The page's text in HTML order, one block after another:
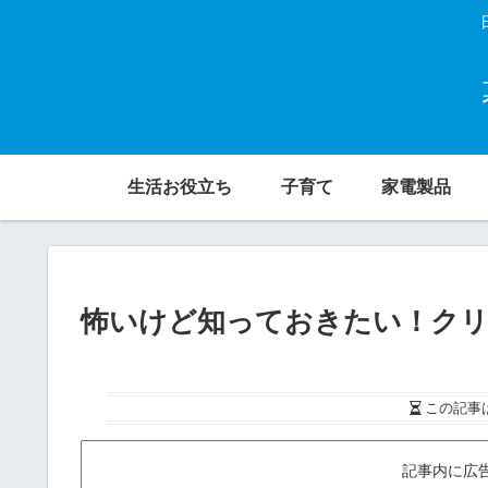
生活お役立ち 子育て 家電製品
怖いけど知っておきたい！ク
この記事
記事内に広